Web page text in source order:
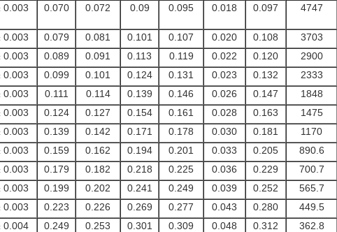
0.003 0.070 0.072 0.09 0.095 0.018 0.097 4747
0.003 0.079 0.081 0.101 0.107 0.020 0.108 3703
0.003 0.089 0.091 0.113 0.119 0.022 0.120 2900
0.003 0.099 0.101 0.124 0.131 0.023 0.132 2333
0.003 0.111 0.114 0.139 0.146 0.026 0.147 1848
0.003 0.124 0.127 0.154 0.161 0.028 0.163 1475
0.003 0.139 0.142 0.171 0.178 0.030 0.181 1170
0.003 0.159 0.162 0.194 0.201 0.033 0.205 890.6
0.003 0.179 0.182 0.218 0.225 0.036 0.229 700.7
0.003 0.199 0.202 0.241 0.249 0.039 0.252 565.7
0.003 0.223 0.226 0.269 0.277 0.043 0.280 449.5
0.004 0.249 0.253 0.301 0.309 0.048 0.312 362.8